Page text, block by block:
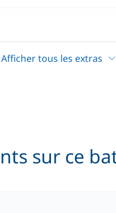
Afficher tous les extras
sur ce